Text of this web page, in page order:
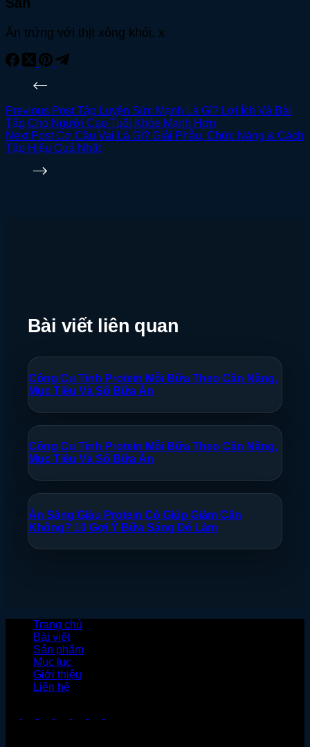
Ăn trứng với thịt xông khói, x
Previous Post Tập Luyện Sức Mạnh Là Gì? Lợi Ích Và Bài
Tập Cho Người Cao Tuổi Khỏe Mạnh Hơn
Next Post Cơ Cầu Vai Là Gì? Giải Phẫu, Chức Năng & Cách
Tập Hiệu Quả Nhất
Bài viết liên quan
Công Cụ Tính Protein Mỗi Bữa Theo Cân Nặng,
Mục Tiêu Và Số Bữa Ăn
Công Cụ Tính Protein Mỗi Bữa Theo Cân Nặng,
Mục Tiêu Và Số Bữa Ăn
Ăn Sáng Giàu Protein Có Giúp Giảm Cân
Không? 10 Gợi Ý Bữa Sáng Dễ Làm
Trang chủ
Bài viết
Sản phẩm
Mục lục
Giới thiệu
Liên hệ